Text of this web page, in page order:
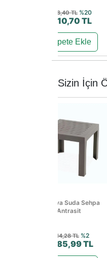
2.138,40 TL %20
1.710,70 TL
Sepete Ekle
Sizin İçin
Papatya Suda Sehpa
Antrasit
1.414,28 TL %2
1.385,99 TL